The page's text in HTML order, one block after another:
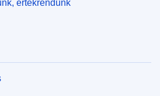
értékrendünk